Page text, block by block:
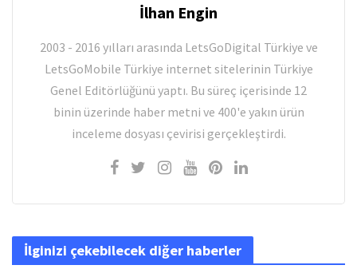
İlhan Engin
2003 - 2016 yılları arasında LetsGoDigital Türkiye ve
LetsGoMobile Türkiye internet sitelerinin Türkiye
Genel Editörlüğünü yaptı. Bu süreç içerisinde 12
binin üzerinde haber metni ve 400'e yakın ürün
inceleme dosyası çevirisi gerçekleştirdi.
İlginizi çekebilecek diğer haberler